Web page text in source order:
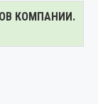
КОМПАНИИ.